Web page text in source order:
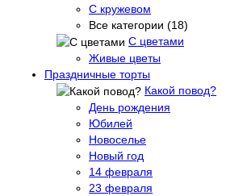
С кружевом
Все категории (18)
С цветами
Живые цветы
Праздничные торты
Какой повод?
День рождения
Юбилей
Новоселье
Новый год
14 февраля
23 февраля